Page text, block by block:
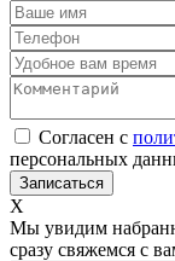
Согласен с
персональных
Х
Мы увидим
сразу свяжемся с